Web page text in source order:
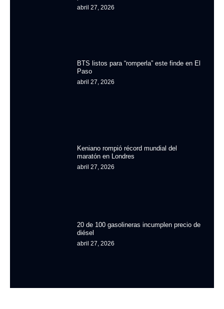
abril 27, 2026
BTS listos para “romperla” este finde en El
Paso
abril 27, 2026
Keniano rompió récord mundial del
maratón en Londres
abril 27, 2026
20 de 100 gasolineras incumplen precio de
diésel
abril 27, 2026